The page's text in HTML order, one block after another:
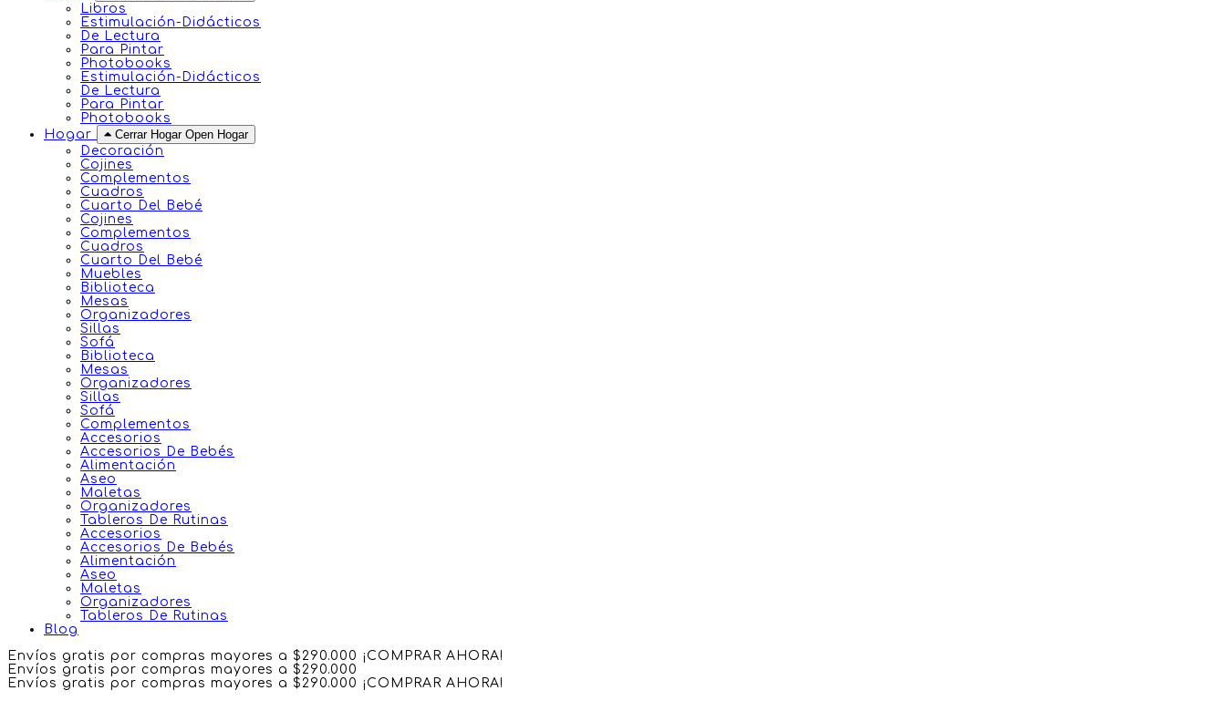
Libros
Estimulación-Didácticos
De Lectura
Para Pintar
Photobooks
Estimulación-Didácticos
De Lectura
Para Pintar
Photobooks
Hogar
Cerrar Hogar Open Hogar
Decoración
Cojines
Complementos
Cuadros
Cuarto Del Bebé
Cojines
Complementos
Cuadros
Cuarto Del Bebé
Muebles
Biblioteca
Mesas
Organizadores
Sillas
Sofá
Biblioteca
Mesas
Organizadores
Sillas
Sofá
Complementos
Accesorios
Accesorios De Bebés
Alimentación
Aseo
Maletas
Organizadores
Tableros De Rutinas
Accesorios
Accesorios De Bebés
Alimentación
Aseo
Maletas
Organizadores
Tableros De Rutinas
Blog
Envíos gratis por compras mayores a $290.000 ¡COMPRAR AHORA!
Envíos gratis por compras mayores a $290.000
Envíos gratis por compras mayores a $290.000 ¡COMPRAR AHORA!